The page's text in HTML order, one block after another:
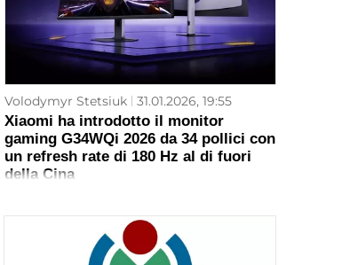
Volodymyr Stetsiuk 31.01.2026, 19:55
Xiaomi ha introdotto il monitor
gaming G34WQi 2026 da 34 pollici con
un refresh rate di 180 Hz al di fuori
della Cina